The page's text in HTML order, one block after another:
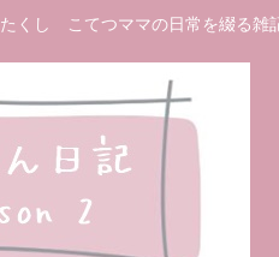
くし こてつママの日常を綴る雑